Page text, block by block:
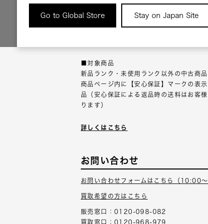
Go to Global Store Stay on Japan Site
返品について
■対象商品
新品ランク・未使用ランク以外の中古商品
商品ページ内に【安心保証】マークの表
品（安心保証による返品時の送料はお客
ります）
詳しくはこちら
お問い合わせ
お問い合わせフォームはこちら（10:00
買取希望の方はこちら
販売窓口：0120-098-082
買取窓口：0120-968-979